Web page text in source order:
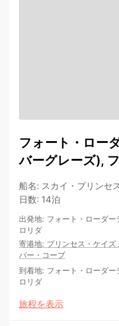
フォート・ロー
バーグレーズ),
船名: スカイ・プリンセ
日数: 14泊
出発地: フォート・ローダ
ロリダ
寄港地: プリンセス・ケイズ
バー・コーブ
到着地: フォート・ローダ
ロリダ
旅程を表示